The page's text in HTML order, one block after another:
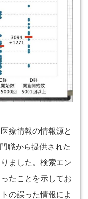
療情報の情報源と
職から提供された
ました。検索エン
たことを示してお
の誤った情報によ